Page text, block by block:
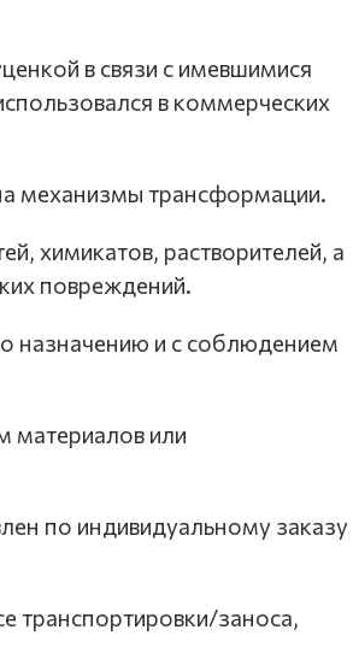
в связи с имевшимися
в коммерческих
механизмы трансформации.
химикатов, растворителей, а
повреждений.
назначению и с соблюдением
материалов или
по индивидуальному заказу
транспортировки/заноса,